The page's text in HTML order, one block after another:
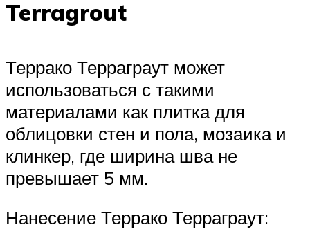
Terragrout
Террако Терраграут может
использоваться с такими
материалами как плитка для
облицовки стен и пола, мозаика и
клинкер, где ширина шва не
превышает 5 мм.
Нанесение Террако Терраграут: